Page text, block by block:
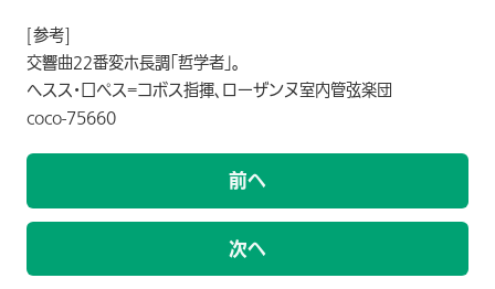
[参考]
交響曲22番変ホ長調「哲学者」。
ヘスス・口ペス=コボス指揮、ローザンヌ室内管弦楽団
coco-75660
前へ
次へ